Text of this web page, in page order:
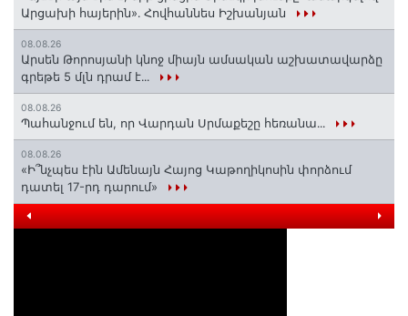
Արցախի հայերին»․ Հովհաննես Իշխանյան
08.08.26
Արսեն Թորոսյանի կնոջ միայն ամսական աշխատավարձը
գրեթե 5 մլն դրամ է․․․
08.08.26
Պահանջում են, որ Վարդան Սրմաքեշը հեռանա․․․
08.08.26
«Ի՞նչպես էին Ամենայն Հայոց Կաթողիկոսին փորձում
դատել 17-րդ դարում»